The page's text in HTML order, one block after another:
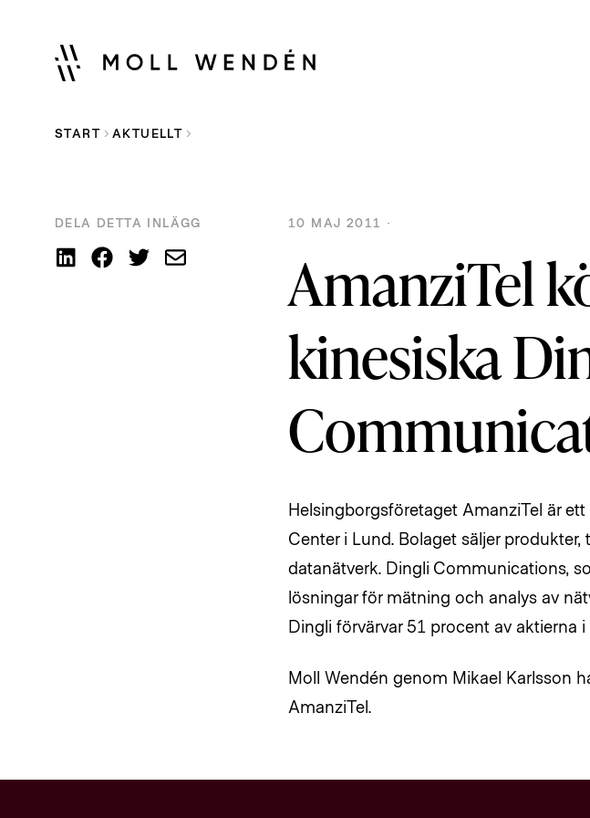
START AKTUELLT
DELA DETTA INLÄGG 10 MAJ 2011 ·
AmanziTel
kinesiska
Helsingborgsföretaget AmanziTel är
Center i Lund. Bolaget säljer
datanätverk. Dingli Communications,
lösningar för mätning och analys av
Dingli förvärvar 51 procent av aktierna i
Moll Wendén genom Mikael Karlsson
AmanziTel.